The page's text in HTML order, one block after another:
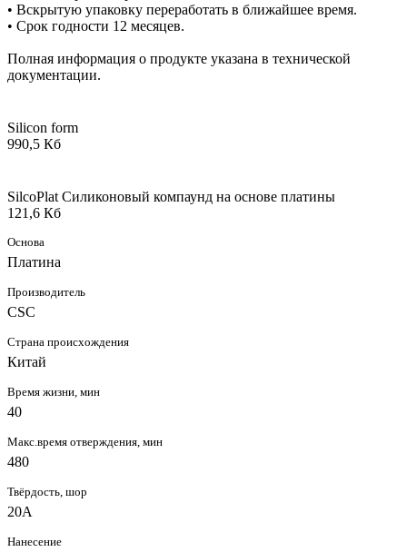
• Вскрытую упаковку переработать в ближайшее время.
• Срок годности 12 месяцев.
Полная информация о продукте указана в технической
документации.
Silicon form
990,5 Кб
SilcoPlat Силиконовый компаунд на основе платины
121,6 Кб
Основа
Платина
Производитель
CSC
Страна происхождения
Китай
Время жизни, мин
40
Макс.время отверждения, мин
480
Твёрдость, шор
20А
Нанесение